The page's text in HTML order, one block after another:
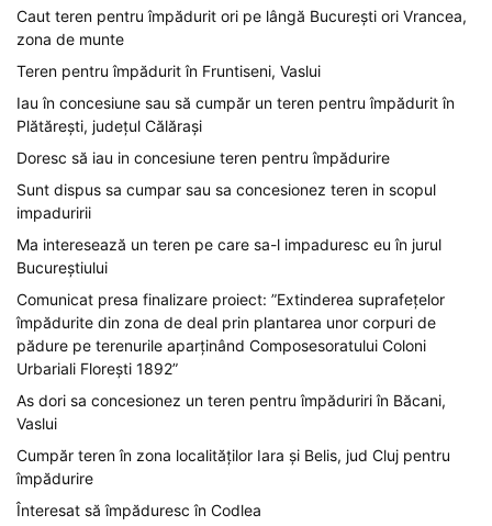
Caut teren pentru împădurit ori pe lângă București ori Vrancea,
zona de munte
Teren pentru împădurit în Fruntiseni, Vaslui
Iau în concesiune sau să cumpăr un teren pentru împădurit în
Plătărești, județul Călărași
Doresc să iau in concesiune teren pentru împădurire
Sunt dispus sa cumpar sau sa concesionez teren in scopul
impaduririi
Ma interesează un teren pe care sa-l impaduresc eu în jurul
Bucureștiului
Comunicat presa finalizare proiect: ”Extinderea suprafețelor
împădurite din zona de deal prin plantarea unor corpuri de
pădure pe terenurile aparținând Composesoratului Coloni
Urbariali Florești 1892”
As dori sa concesionez un teren pentru împăduriri în Băcani,
Vaslui
Cumpăr teren în zona localităților Iara și Belis, jud Cluj pentru
împădurire
Înteresat să împăduresc în Codlea